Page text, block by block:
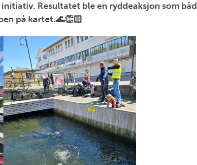
Resultatet ble en ryddeaksjon som
på kartet.🌊👏🏻